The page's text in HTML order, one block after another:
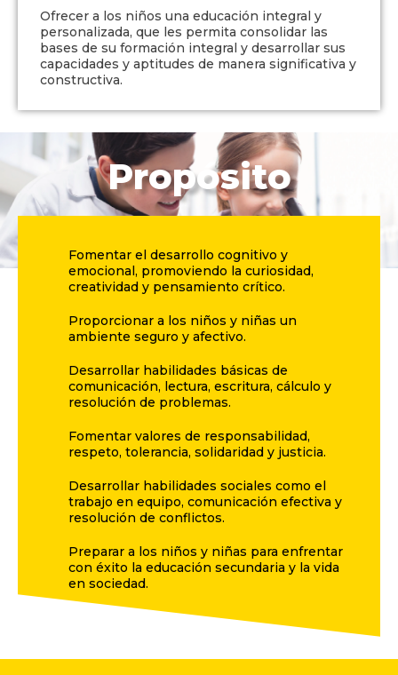
Ofrecer a los niños una educación integral y
personalizada, que les permita consolidar las
bases de su formación integral y desarrollar sus
capacidades y aptitudes de manera significativa y
constructiva.
Propósito
Fomentar el desarrollo cognitivo y
emocional, promoviendo la curiosidad,
creatividad y pensamiento crítico.
Proporcionar a los niños y niñas un
ambiente seguro y afectivo.
Desarrollar habilidades básicas de
comunicación, lectura, escritura, cálculo y
resolución de problemas.
Fomentar valores de responsabilidad,
respeto, tolerancia, solidaridad y justicia.
Desarrollar habilidades sociales como el
trabajo en equipo, comunicación efectiva y
resolución de conflictos.
Preparar a los niños y niñas para enfrentar
con éxito la educación secundaria y la vida
en sociedad.